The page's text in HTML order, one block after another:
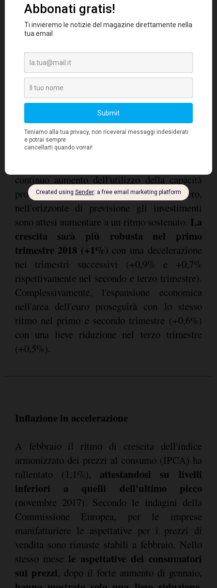
prevista aumentare a ritmi quasi costanti
(+0,5% nel primo e nel secondo trimestre e
+0,4 nel terzo trimestre).
Nell'area euro le condizioni sul mercato del
credito rimangono favorevoli
dell'indagine BCE forniscono ulteriori segnali
positivi per la crescita degli investimenti.
Supportati dall'orientamento ancora espansivo
continuo aumento dell'utilizzo della capacità
produttiva nel settore manifatturiero,
nell'orizzonte di previsione gli investimenti
sono attesi aumentare a un ritmo sostenuto. La
crescita sarà più robusta nel primo
trimestre 2018 (+1%) con una decelerazione
nei trimestri successivi (+0,9% e +0,7%
rispettivamente nel secondo e terzo trimestre).
Complessivamente, l'espansione economica
nell'area dell'euro proseguirà con lo stesso
ritmo nel primo e secondo trimestre (+0,6%)
con una lieve riduzione nel terzo trimestre
(+0,5%).
Inflazione in accelerazione
A febbraio il ritmo di crescita dell'indice
armonizzato dei prezzi al consumo (IPCA) ha
rallentato (1,1%), attestandosi su livelli
inferiori a quelli dell'ultimo picco
(novembre 2017). Secondo le indagini della
Commissione Europea, per le imprese
manifatturiere le aspettative per i prezzi di
vendita sono rimaste stabili a febbraio. Nello
stesso mese le aspettative dei consumatori
sui prezzi, dopo il forte aumento di gennaio,